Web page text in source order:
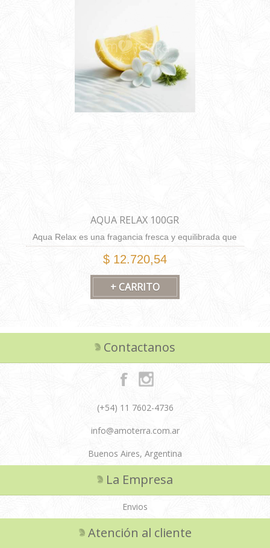
AQUA RELAX 100GR
Aqua Relax es una fragancia fresca y equilibrada que
combina notas cítricas y florales con suaves acordes
musgosos. Su composición evoca calma y serenidad,
transportándote a un estado de relajación absoluta.
$ 12.720,54
Contactanos
(+54) 11 7602-4736
info@amoterra.com.ar
Buenos Aires, Argentina
La Empresa
Envios
Atención al cliente